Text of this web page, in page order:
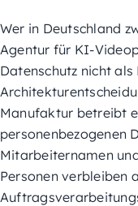
Wer in Deutschland
Agentur für KI-
Datenschutz nicht
Manufaktur betreibt
personenbezogenen
Mitarbeiternamen
Personen verbleiben